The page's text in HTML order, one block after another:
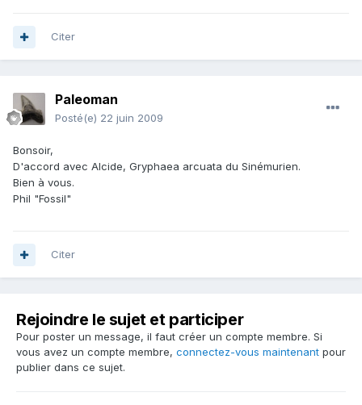
Citer
Paleoman
Posté(e) 22 juin 2009
Bonsoir,
D'accord avec Alcide, Gryphaea arcuata du Sinémurien.
Bien à vous.
Phil "Fossil"
Citer
Rejoindre le sujet et participer
Pour poster un message, il faut créer un compte membre. Si
vous avez un compte membre, connectez-vous maintenant pour
publier dans ce sujet.